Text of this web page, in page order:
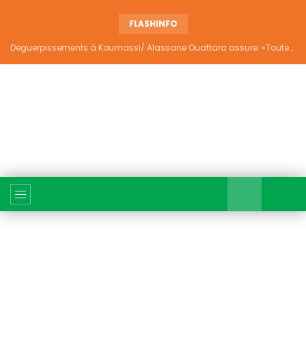
FLASHINFO
Déguerpissements à Koumassi/ Alassane Ouattara assure: «Toutes les responsabilités seront établies et elles donneront lieu aux sanctions prévues par la loi»